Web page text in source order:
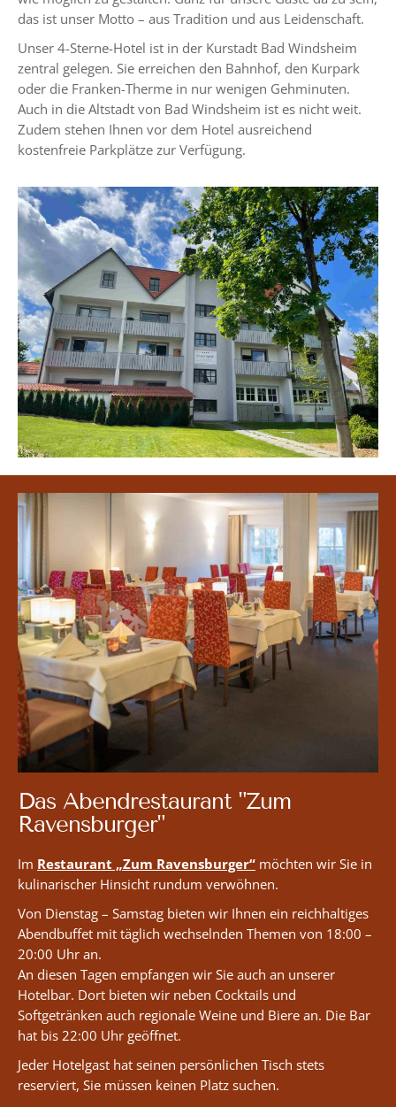
das ist unser Motto – aus Tradition und aus Leidenschaft.
Unser 4-Sterne-Hotel ist in der Kurstadt Bad Windsheim
zentral gelegen. Sie erreichen den Bahnhof, den Kurpark
oder die Franken-Therme in nur wenigen Gehminuten.
Auch in die Altstadt von Bad Windsheim ist es nicht weit.
Zudem stehen Ihnen vor dem Hotel ausreichend
kostenfreie Parkplätze zur Verfügung.
Das Abendrestaurant "Zum
Ravensburger"
Im Restaurant „Zum Ravensburger“ möchten wir Sie in
kulinarischer Hinsicht rundum verwöhnen.
Von Dienstag – Samstag bieten wir Ihnen ein reichhaltiges
Abendbuffet mit täglich wechselnden Themen von 18:00 –
20:00 Uhr an.
An diesen Tagen empfangen wir Sie auch an unserer
Hotelbar. Dort bieten wir neben Cocktails und
Softgetränken auch regionale Weine und Biere an. Die Bar
hat bis 22:00 Uhr geöffnet.
Jeder Hotelgast hat seinen persönlichen Tisch stets
reserviert, Sie müssen keinen Platz suchen.